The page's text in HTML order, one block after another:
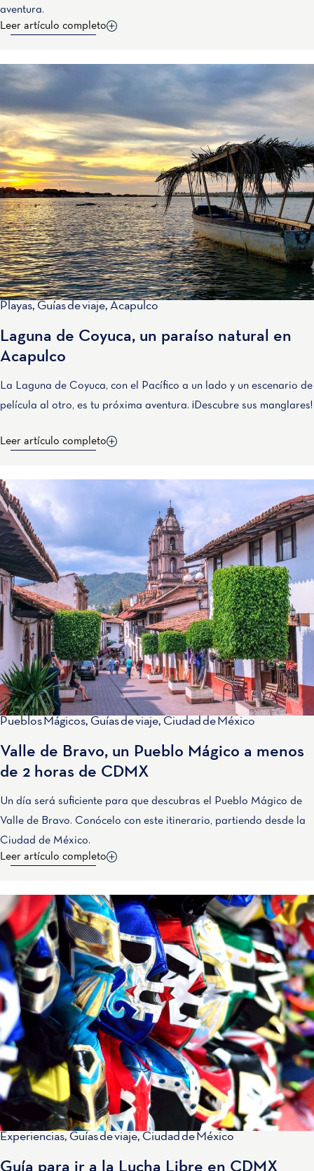
aventura.
Leer artículo completo
Playas, Guías de viaje, Acapulco
Laguna de Coyuca, un paraíso natural en
Acapulco
La Laguna de Coyuca, con el Pacífico a un lado y un escenario de
película al otro, es tu próxima aventura. ¡Descubre sus manglares!
Leer artículo completo
Pueblos Mágicos, Guías de viaje, Ciudad de México
Valle de Bravo, un Pueblo Mágico a menos
de 2 horas de CDMX
Un día será suficiente para que descubras el Pueblo Mágico de
Valle de Bravo. Conócelo con este itinerario, partiendo desde la
Ciudad de México.
Leer artículo completo
Experiencias, Guías de viaje, Ciudad de México
Guía para ir a la Lucha Libre en CDMX